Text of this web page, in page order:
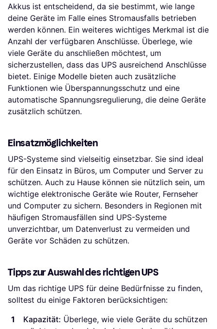
Akkus ist entscheidend, da sie bestimmt, wie lange
deine Geräte im Falle eines Stromausfalls betrieben
werden können. Ein weiteres wichtiges Merkmal ist die
Anzahl der verfügbaren Anschlüsse. Überlege, wie
viele Geräte du anschließen möchtest, um
sicherzustellen, dass das UPS ausreichend Anschlüsse
bietet. Einige Modelle bieten auch zusätzliche
Funktionen wie Überspannungsschutz und eine
automatische Spannungsregulierung, die deine Geräte
zusätzlich schützen.
Einsatzmöglichkeiten
UPS-Systeme sind vielseitig einsetzbar. Sie sind ideal
für den Einsatz in Büros, um Computer und Server zu
schützen. Auch zu Hause können sie nützlich sein, um
wichtige elektronische Geräte wie Router, Fernseher
und Computer zu sichern. Besonders in Regionen mit
häufigen Stromausfällen sind UPS-Systeme
unverzichtbar, um Datenverlust zu vermeiden und
Geräte vor Schäden zu schützen.
Tipps zur Auswahl des richtigen UPS
Um das richtige UPS für deine Bedürfnisse zu finden,
solltest du einige Faktoren berücksichtigen:
Kapazität: Überlege, wie viele Geräte du schützen